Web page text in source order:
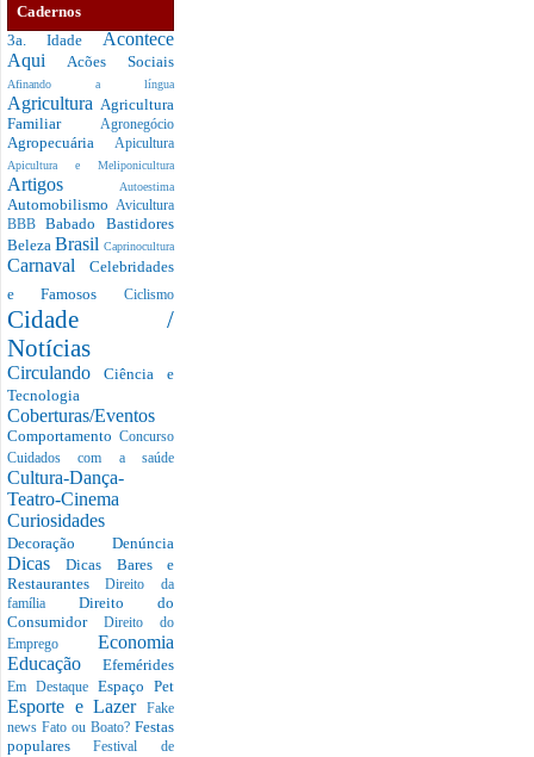
Cadernos
3a. Idade Acontece
Aqui Acões Sociais
Afinando a língua
Agricultura Agricultura
Familiar Agronegócio
Agropecuária Apicultura
Apicultura e Meliponicultura
Artigos Autoestima
Automobilismo Avicultura
BBBBabado Bastidores
Beleza Brasil Caprinocultura
Carnaval Celebridades
e Famosos Ciclismo
Cidade /
Notícias
CirculandoCiência e
Tecnologia
Coberturas/Eventos
Comportamento Concurso
Cuidados com a saúde
Cultura-Dança-
Teatro-Cinema
Curiosidades
Decoração Denúncia
DicasDicas Bares e
RestaurantesDireito da
família Direito do
Consumidor Direito do
Emprego Economia
Educação Efemérides
Em Destaque Espaço Pet
Esporte e Lazer
Fake
news Fato ou Boato? Festas
popularesFestival de